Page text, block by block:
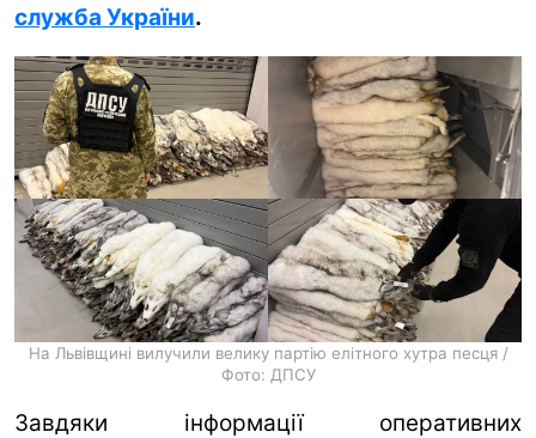
ua ru en
служба України.
На Львівщині вилучили велику партію елітного хутра песця /
Фото: ДПСУ
Завдяки інформації оперативних